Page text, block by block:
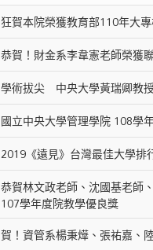
狂賀本院榮獲教育部110年大
恭賀！財金系李韋憲老師榮獲
學術拔尖 中央大學黃瑞卿教授
國立中央大學管理學院 108學
2019《遠見》台灣最佳大學排
恭賀林文政老師、沈國基老師
107學年度院教學優良獎
賀！資管系楊秉燁、張祐嘉、